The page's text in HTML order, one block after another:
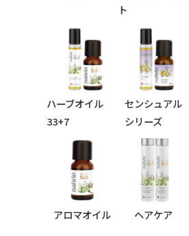
ト
ハーブオイル
33+7
シリーズ
センシュアル
シリーズ
アロマオイル ヘアケア